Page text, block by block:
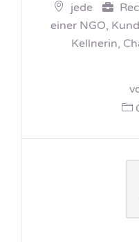
jede
einer NGO,
Kellnerin,